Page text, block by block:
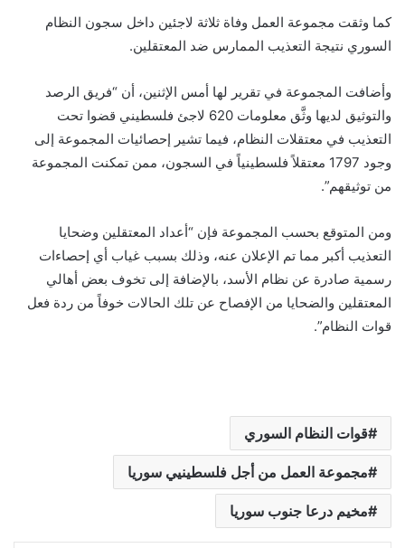
كما وثقت مجموعة العمل وفاة ثلاثة لاجئين داخل سجون النظام
السوري نتيجة التعذيب الممارس ضد المعتقلين.
وأضافت المجموعة في تقرير لها أمس الإثنين، أن “فريق الرصد
والتوثيق لديها وثَّق معلومات 620 لاجئ فلسطيني قضوا تحت
التعذيب في معتقلات النظام، فيما تشير إحصائيات المجموعة إلى
وجود 1797 معتقلاً فلسطينياً في السجون، ممن تمكنت المجموعة
من توثيقهم”.
ومن المتوقع بحسب المجموعة فإن “أعداد المعتقلين وضحايا
التعذيب أكبر مما تم الإعلان عنه، وذلك بسبب غياب أي إحصاءات
رسمية صادرة عن نظام الأسد، بالإضافة إلى تخوف بعض أهالي
المعتقلين والضحايا من الإفصاح عن تلك الحالات خوفاً من ردة فعل
قوات النظام”.
قوات النظام السوري
مجموعة العمل من أجل فلسطينيي سوريا
مخيم درعا جنوب سوريا